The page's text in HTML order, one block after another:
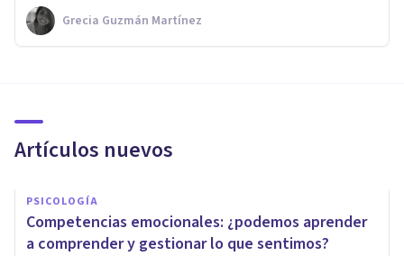
Grecia Guzmán Martínez
Artículos nuevos
PSICOLOGÍA
Competencias emocionales: ¿podemos aprender
a comprender y gestionar lo que sentimos?